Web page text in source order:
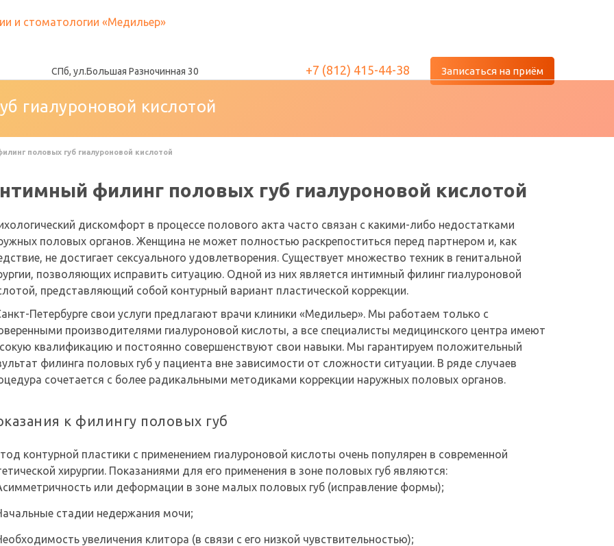
Записаться на приём
+7 (812) 415-44-38
СПб, ул.Большая Разночинная 30
гиалуроновой кислотой
половых губ гиалуроновой кислотой
филинг половых губ гиалуроновой кислотой
дискомфорт в процессе полового акта часто связан с какими-либо недостатками
половых органов. Женщина не может полностью раскрепоститься перед партнером и, как
не достигает сексуального удовлетворения. Существует множество техник в генитальной
позволяющих исправить ситуацию. Одной из них является интимный филинг гиалуроновой
представляющий собой контурный вариант пластической коррекции.
Петербурге свои услуги предлагают врачи клиники «Медильер». Мы работаем только с
производителями гиалуроновой кислоты, а все специалисты медицинского центра имеют
квалификацию и постоянно совершенствуют свои навыки. Мы гарантируем положительный
филинга половых губ у пациента вне зависимости от сложности ситуации. В ряде случаев
сочетается с более радикальными методиками коррекции наружных половых органов.
к филингу половых губ
контурной пластики с применением гиалуроновой кислоты очень популярен в современной
хирургии. Показаниями для его применения в зоне половых губ являются:
или деформации в зоне малых половых губ (исправление формы);
стадии недержания мочи;
увеличения клитора (в связи с его низкой чувствительностью);